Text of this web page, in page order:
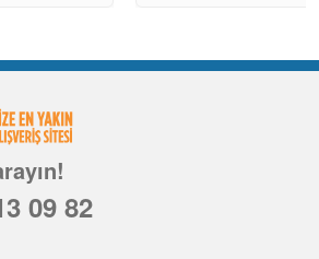
09 82